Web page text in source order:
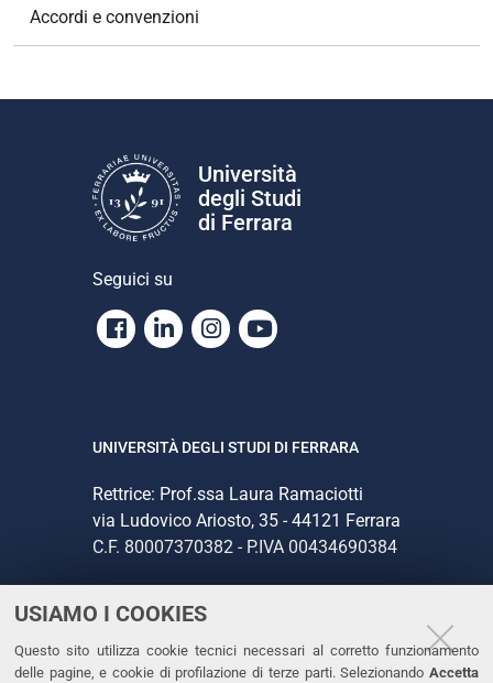
USIAMO I COOKIES
Questo sito utilizza cookie tecnici necessari al corretto funzionamento
delle pagine, e cookie di profilazione di terze parti. Selezionando Accetta
Accordi e convenzioni
Università
degli Studi
di Ferrara
Seguici su
Facebook
LinkedinInstagram
Youtube
UNIVERSITÀ DEGLI STUDI DI FERRARA
Rettrice: Prof.ssa Laura Ramaciotti
via Ludovico Ariosto, 35 - 44121 Ferrara
C.F. 80007370382 - P.IVA 00434690384
CONTATTI
Tel. +39 0532 293111